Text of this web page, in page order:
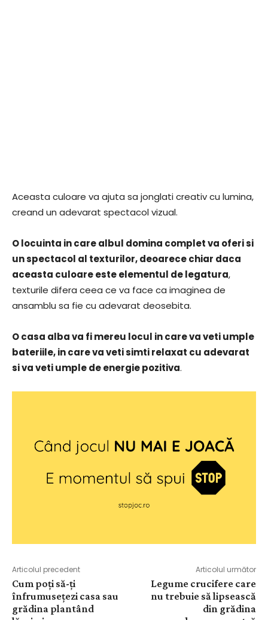
Aceasta culoare va ajuta sa jonglati creativ cu lumina,
creand un adevarat spectacol vizual.
O locuinta in care albul domina complet va oferi si
un spectacol al texturilor, deoarece chiar daca
aceasta culoare este elementul de legatura,
texturile difera ceea ce va face ca imaginea de
ansamblu sa fie cu adevarat deosebita.
O casa alba va fi mereu locul in care va veti umple
bateriile, in care va veti simti relaxat cu adevarat
si va veti umple de energie pozitiva.
Articolul precedent
Cum poți să-ți
înfrumusețezi casa sau
grădina plantând
Articolul următor
Legume crucifere care
nu trebuie să lipsească
din grădina